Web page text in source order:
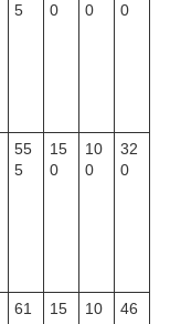
5
0
0
0
55
5
15
0
10
0
32
0
61
15
10
46